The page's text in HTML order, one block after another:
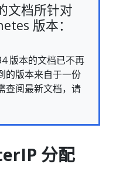
文档所针对
版本：
版本的文档已不再
的版本来自于一份
查阅最新文档，请
分配